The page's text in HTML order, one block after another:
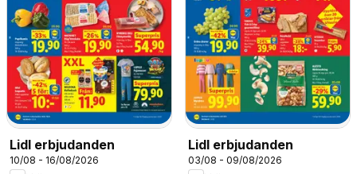
Lidl erbjudanden
10/08 - 16/08/2026
Lidl erbjudanden
03/08 - 09/08/2026